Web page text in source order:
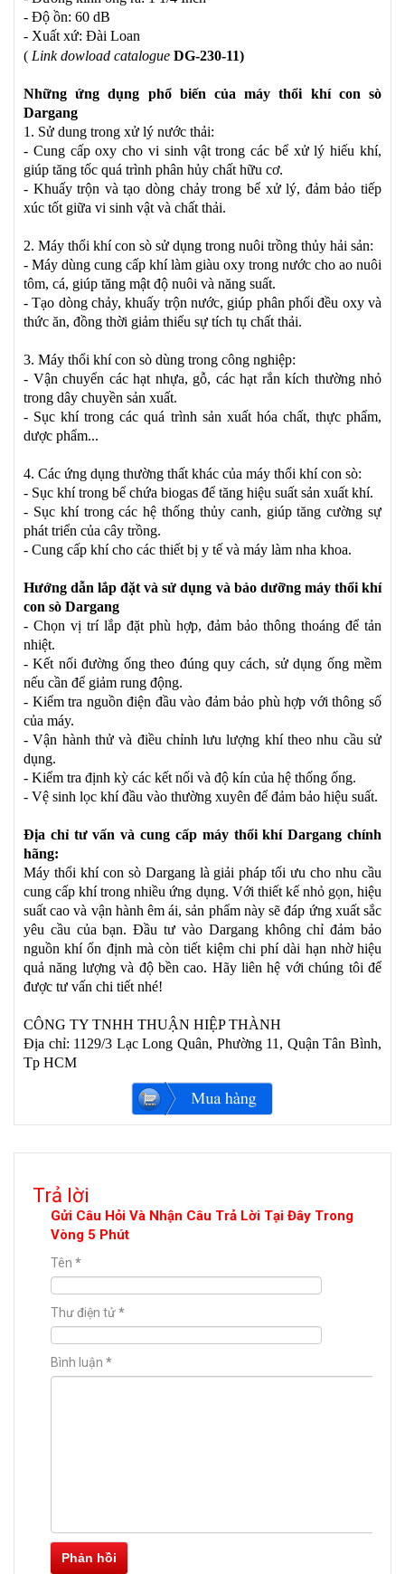
- Độ ồn: 60 dB
- Xuất xứ: Đài Loan
( Link dowload catalogue DG-230-11)
Những ứng dụng phổ biến của máy thổi khí con sò
Dargang
1. Sử dung trong xử lý nước thải:
- Cung cấp oxy cho vi sinh vật trong các bể xử lý hiếu khí,
giúp tăng tốc quá trình phân hủy chất hữu cơ.
- Khuấy trộn và tạo dòng chảy trong bể xử lý, đảm bảo tiếp
xúc tốt giữa vi sinh vật và chất thải.
2. Máy thổi khí con sò sử dụng trong nuôi trồng thủy hải sản:
- Máy dùng cung cấp khí làm giàu oxy trong nước cho ao nuôi
tôm, cá, giúp tăng mật độ nuôi và năng suất.
- Tạo dòng chảy, khuấy trộn nước, giúp phân phối đều oxy và
thức ăn, đồng thời giảm thiểu sự tích tụ chất thải.
3. Máy thổi khí con sò dùng trong công nghiệp:
- Vận chuyển các hạt nhựa, gỗ, các hạt rắn kích thường nhỏ
trong dây chuyền sản xuất.
- Sục khí trong các quá trình sản xuất hóa chất, thực phẩm,
dược phẩm...
4. Các ứng dụng thường thất khác của máy thổi khí con sò:
- Sục khí trong bể chứa biogas để tăng hiệu suất sản xuất khí.
- Sục khí trong các hệ thống thủy canh, giúp tăng cường sự
phát triển của cây trồng.
- Cung cấp khí cho các thiết bị y tế và máy làm nha khoa.
Hướng dẫn lắp đặt và sử dụng và bảo dưỡng máy thổi khí
con sò Dargang
- Chọn vị trí lắp đặt phù hợp, đảm bảo thông thoáng để tản
nhiệt.
- Kết nối đường ống theo đúng quy cách, sử dụng ống mềm
nếu cần để giảm rung động.
- Kiểm tra nguồn điện đầu vào đảm bảo phù hợp với thông số
của máy.
- Vận hành thử và điều chỉnh lưu lượng khí theo nhu cầu sử
dụng.
- Kiểm tra định kỳ các kết nối và độ kín của hệ thống ống.
- Vệ sinh lọc khí đầu vào thường xuyên để đảm bảo hiệu suất.
Địa chỉ tư vấn và cung cấp máy thổi khí Dargang chính
hãng:
Máy thổi khí con sò Dargang là giải pháp tối ưu cho nhu cầu
cung cấp khí trong nhiều ứng dụng. Với thiết kế nhỏ gọn, hiệu
suất cao và vận hành êm ái, sản phẩm này sẽ đáp ứng xuất sắc
yêu cầu của bạn. Đầu tư vào Dargang không chỉ đảm bảo
nguồn khí ổn định mà còn tiết kiệm chi phí dài hạn nhờ hiệu
quả năng lượng và độ bền cao. Hãy liên hệ với chúng tôi để
được tư vấn chi tiết nhé!
CÔNG TY TNHH THUẬN HIỆP THÀNH
Địa chỉ: 1129/3 Lạc Long Quân, Phường 11, Quận Tân Bình,
Tp HCM
Trả lời
Gửi Câu Hỏi Và Nhận Câu Trả Lời Tại Đây Trong
Vòng 5 Phút
Tên *
Thư điện tử*
Bình luận *
Phản hồi